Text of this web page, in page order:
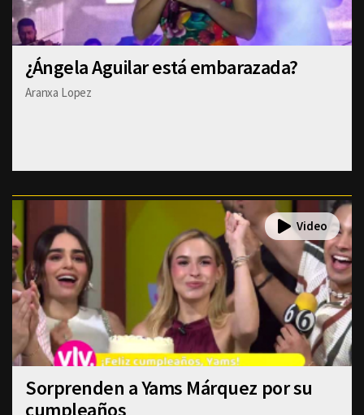
¿Ángela Aguilar está embarazada?
Aranxa Lopez
Sorprenden a Yams Márquez por su